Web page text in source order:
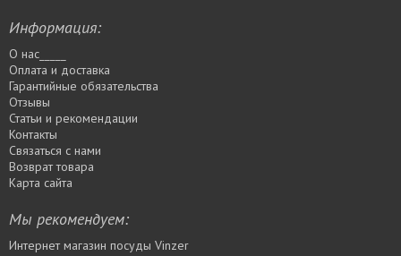
Информация:
О нас_____
Оплата и доставка
Гарантийные обязательства
Отзывы
Статьи и рекомендации
Контакты
Связаться с нами
Возврат товара
Карта сайта
Мы рекомендуем:
Интернет магазин посуды Vinzer